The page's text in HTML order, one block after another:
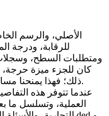
للرقابة، ودرجة
ومتطلبات السطح،
كان للجزء ميزة حرجة،
ذلك؛ فهذا يمنحنا مساحة لاقتراح مسار أقل خطرًا أو أقل تكلفة.
عندما تتوفر هذه
العملية، وتسلسل ما